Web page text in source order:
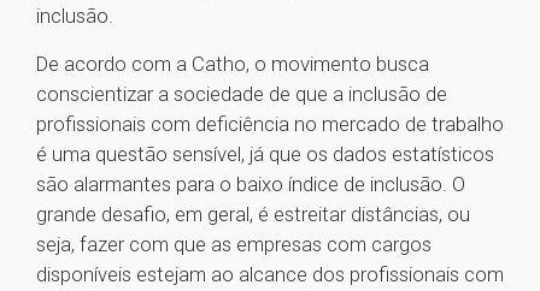
inclusão.
De acordo com a Catho, o movimento busca
conscientizar a sociedade de que a inclusão de
profissionais com deficiência no mercado de trabalho
é uma questão sensível, já que os dados estatísticos
são alarmantes para o baixo índice de inclusão. O
grande desafio, em geral, é estreitar distâncias, ou
seja, fazer com que as empresas com cargos
disponíveis estejam ao alcance dos profissionais com